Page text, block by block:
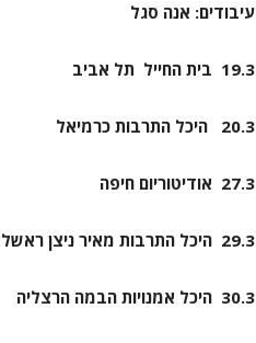
עיבודים: אנה סגל
19.3 בית החייל תל אביב
20.3 היכל התרבות כרמיאל
27.3 אודיטוריום חיפה
29.3 היכל התרבות מאיר ניצן
30.3 היכל אמנויות הבמה הרצליה